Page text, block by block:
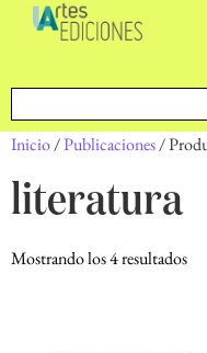
Inicio/Publicaciones/
literatura
Mostrando los 4 resultados